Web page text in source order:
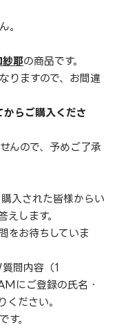
。
耶の商品です。
りますので、お間違
らご購入くださ
んので、予めご了承
入された皆様からい
えします。
をお待ちしていま
問内容（1
にご登録の氏名・
ください。
す。